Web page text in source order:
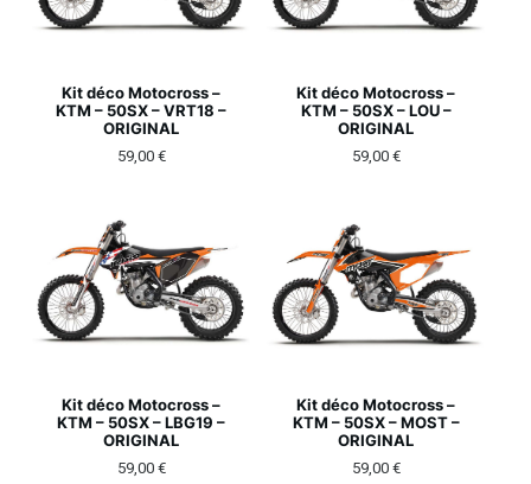
Kit déco Motocross –
KTM – 50SX – VRT18 –
ORIGINAL
59,00 €
Kit déco Motocross –
KTM – 50SX – LOU –
ORIGINAL
59,00 €
Kit déco Motocross –
KTM – 50SX – LBG19 –
ORIGINAL
59,00 €
Kit déco Motocross –
KTM – 50SX – MOST –
ORIGINAL
59,00 €